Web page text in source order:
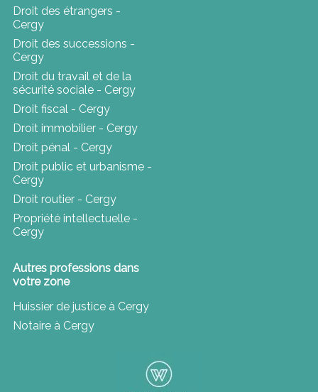
Droit des étrangers -
Cergy
Droit des successions -
Cergy
Droit du travail et de la
sécurité sociale - Cergy
Droit fiscal - Cergy
Droit immobilier - Cergy
Droit pénal - Cergy
Droit public et urbanisme -
Cergy
Droit routier - Cergy
Propriété intellectuelle -
Cergy
Autres professions dans
votre zone
Huissier de justice à Cergy
Notaire à Cergy